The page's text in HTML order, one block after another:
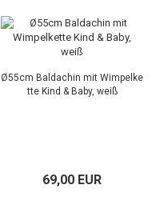
Ø55cm Baldachin mit Wimpelke
tte Kind & Baby, weiß
69,00 EUR